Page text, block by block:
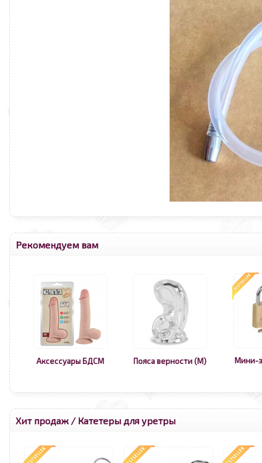
Рекомендуем вам
Аксессуары БДСМ Пояса верности (М) Мини-
Хит продаж/ Катетеры для уретры